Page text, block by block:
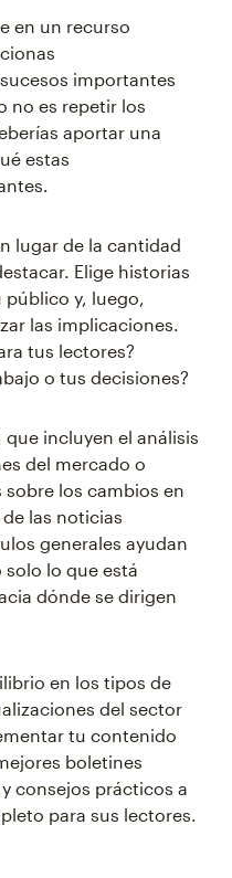
en un recurso
importantes
no es repetir los
aportar una
estas
lugar de la cantidad
Elige historias
y, luego,
las implicaciones.
tus lectores?
o tus decisiones?
incluyen el análisis
del mercado o
los cambios en
las noticias
generales ayudan
lo que está
dónde se dirigen
en los tipos de
del sector
tu contenido
boletines
consejos prácticos a
para sus lectores.